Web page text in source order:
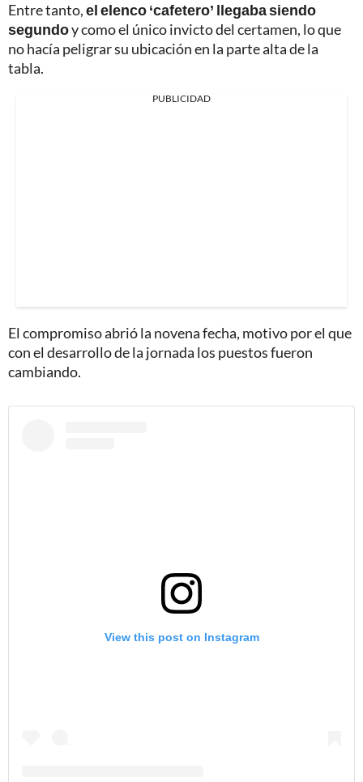
Entre tanto,el elenco ‘cafetero’ llegaba siendo
segundoy como el único invicto del certamen, lo que
no hacía peligrar su ubicación en la parte alta de la
tabla.
PUBLICIDAD
El compromiso abrió la novena fecha, motivo por el que
con el desarrollo de la jornada los puestos fueron
cambiando.
View this post on Instagram